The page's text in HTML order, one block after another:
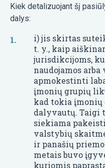
Kiek detalizuojant šį
dalys:
i) jis skirtas
t. y., kaip
jurisdikcijoms,
naudojamos arba
apmokestinti
įmonių grupių
kad tokia įmonių
dalyvautų. Taigi
siekiama
valstybių
ir panašių
metais buvo
kuriomis